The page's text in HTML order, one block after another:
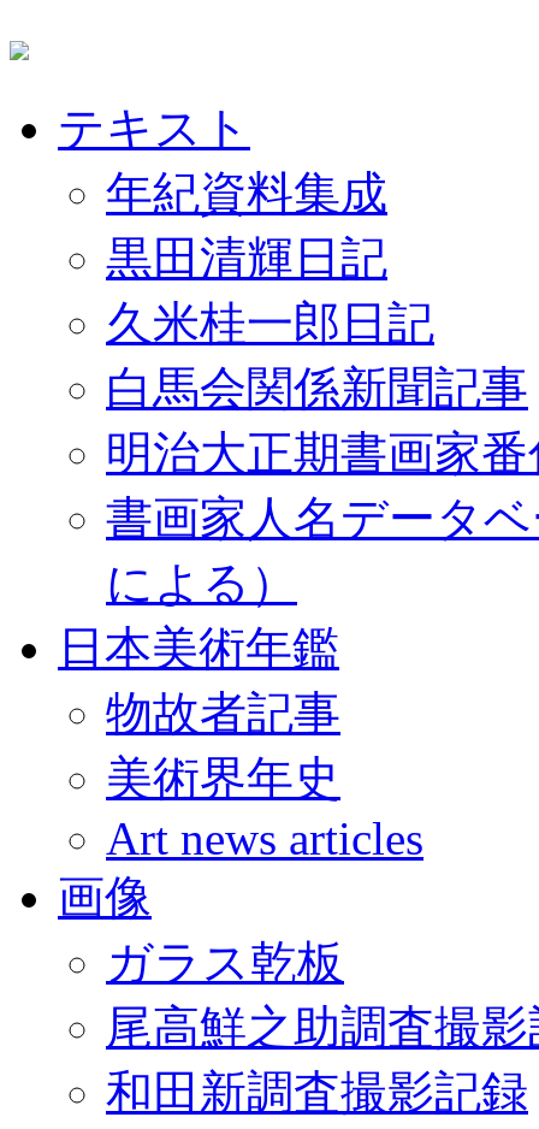
テキスト
年紀資料集成
黒田清輝日記
久米桂一郎日記
白馬会関係新聞記事
明治大正期書画家
書画家人名データ
による）
日本美術年鑑
物故者記事
美術界年史
Art news articles
画像
ガラス乾板
尾高鮮之助調査撮
和田新調査撮影記録